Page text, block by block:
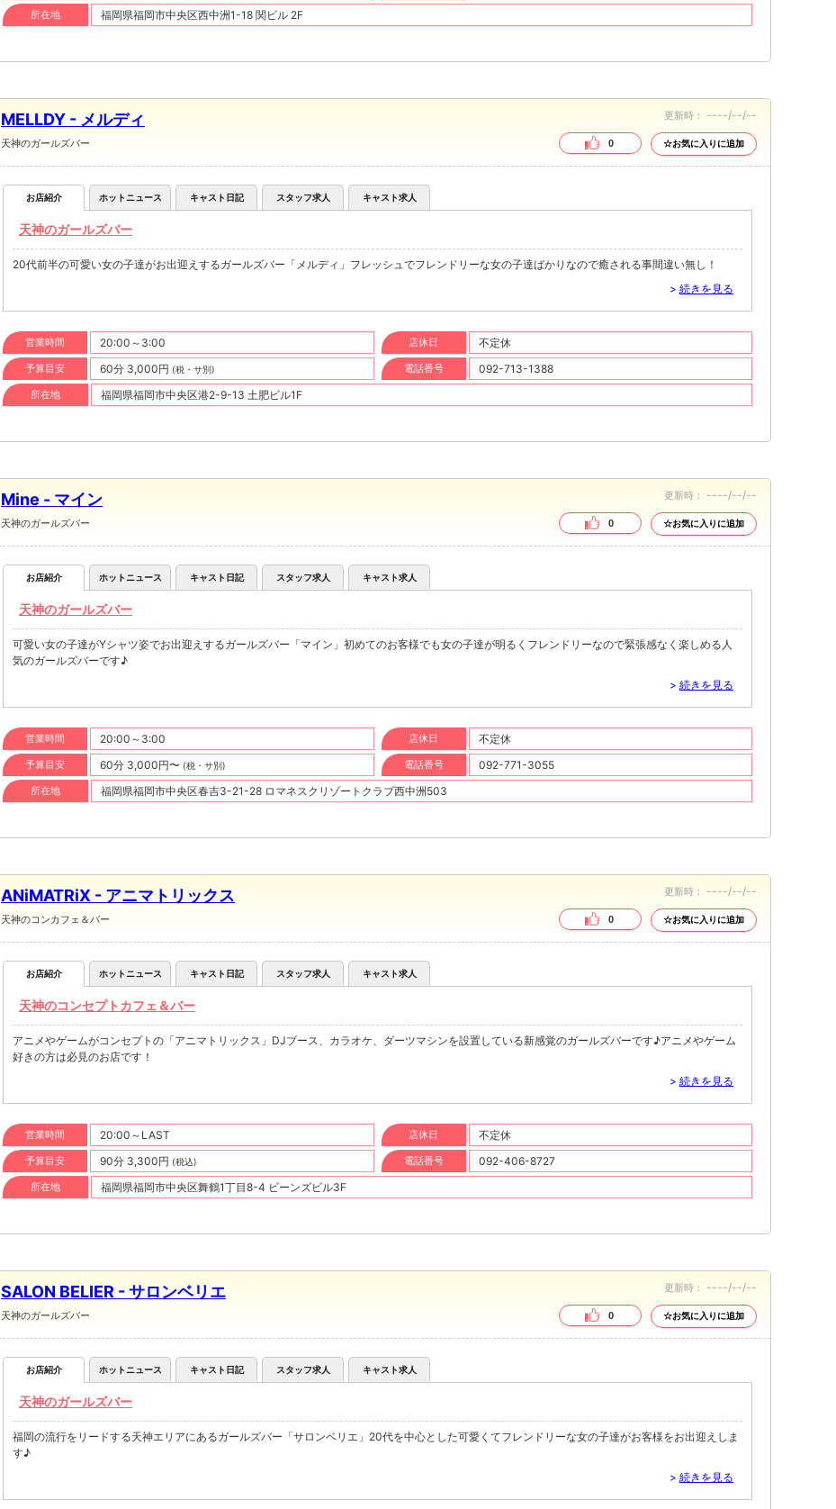
所在地 福岡県福岡市中央区西中洲1-18 関ビル 2F
MELLDY - メルディ
天神のガールズバー
更新時： ----/--/--
0 ☆お気に入りに追加
お店紹介 ホットニュース キャスト日記 スタッフ求人 キャスト求人
天神のガールズバー
20代前半の可愛い女の子達がお出迎えするガールズバー「メルディ」フレッシュでフレンドリーな女の子達ばかりなので癒される事間違い無し！
> 続きを見る
営業時間 20:00～3:00 店休日 不定休
予算目安 60分 3,000円 (税・サ別) 電話番号 092-713-1388
所在地 福岡県福岡市中央区港2-9-13 土肥ビル1F
Mine - マイン
天神のガールズバー
更新時： ----/--/--
0 ☆お気に入りに追加
お店紹介 ホットニュース キャスト日記 スタッフ求人 キャスト求人
天神のガールズバー
可愛い女の子達がYシャツ姿でお出迎えするガールズバー「マイン」初めてのお客様でも女の子達が明るくフレンドリーなので緊張感なく楽しめる人
気のガールズバーです♪
> 続きを見る
営業時間 20:00～3:00 店休日 不定休
予算目安 60分 3,000円〜 (税・サ別) 電話番号 092-771-3055
所在地 福岡県福岡市中央区春吉3-21-28 ロマネスクリゾートクラブ西中洲503
ANiMATRiX - アニマトリックス
天神のコンカフェ＆バー
更新時： ----/--/--
0 ☆お気に入りに追加
お店紹介 ホットニュース キャスト日記 スタッフ求人 キャスト求人
天神のコンセプトカフェ＆バー
アニメやゲームがコンセプトの「アニマトリックス」DJブース、カラオケ、ダーツマシンを設置している新感覚のガールズバーです♪アニメやゲーム
好きの方は必見のお店です！
> 続きを見る
営業時間 20:00～LAST 店休日 不定休
予算目安 90分 3,300円 (税込) 電話番号 092-406-8727
所在地 福岡県福岡市中央区舞鶴1丁目8-4 ビーンズビル3F
SALON BELIER - サロンベリエ
天神のガールズバー
更新時： ----/--/--
0 ☆お気に入りに追加
お店紹介 ホットニュース キャスト日記 スタッフ求人 キャスト求人
天神のガールズバー
福岡の流行をリードする天神エリアにあるガールズバー「サロンベリエ」20代を中心とした可愛くてフレンドリーな女の子達がお客様をお出迎えしま
す♪
> 続きを見る